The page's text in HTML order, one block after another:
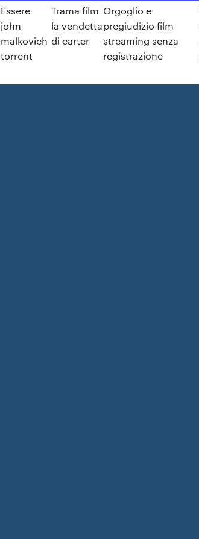
Essere
john
malkovich
torrent
Trama film
la vendetta
di carter
Orgoglio e
pregiudizio film
streaming senza
registrazione